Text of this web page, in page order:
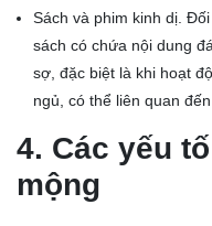
Sách và phim kinh dị.
sách có chứa nội dung
sợ, đặc biệt là khi hoạt
ngủ, có thể liên quan
4. Các yếu
mộng